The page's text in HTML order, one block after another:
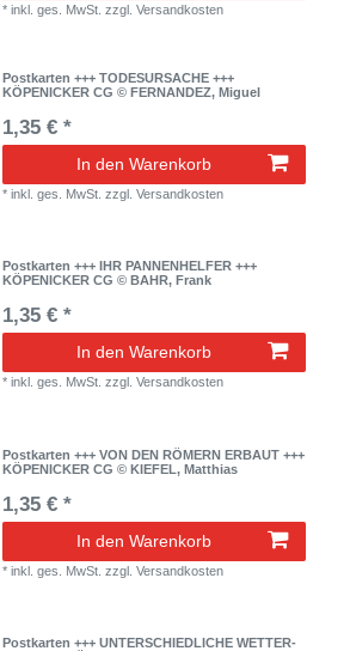
*inkl. ges. MwSt. zzgl.Versandkosten
Postkarten +++ TODESURSACHE +++
KÖPENICKER CG © FERNANDEZ, Miguel
1,35 € *
In den Warenkorb
*inkl. ges. MwSt. zzgl.Versandkosten
Postkarten +++ IHR PANNENHELFER +++
KÖPENICKER CG © BAHR, Frank
1,35 € *
In den Warenkorb
*inkl. ges. MwSt. zzgl.Versandkosten
Postkarten +++ VON DEN RÖMERN ERBAUT +++
KÖPENICKER CG © KIEFEL, Matthias
1,35 € *
In den Warenkorb
*inkl. ges. MwSt. zzgl.Versandkosten
Postkarten +++ UNTERSCHIEDLICHE WETTER-